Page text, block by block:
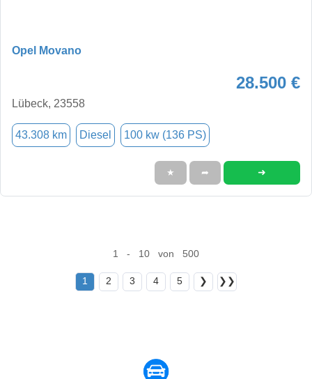
Opel Movano
28.500 €
Lübeck, 23558
43.308 km Diesel 100 kw (136 PS)
★ ➦ ➜
1 - 10 von 500
1 2 3 4 5 ❯ ❯❯